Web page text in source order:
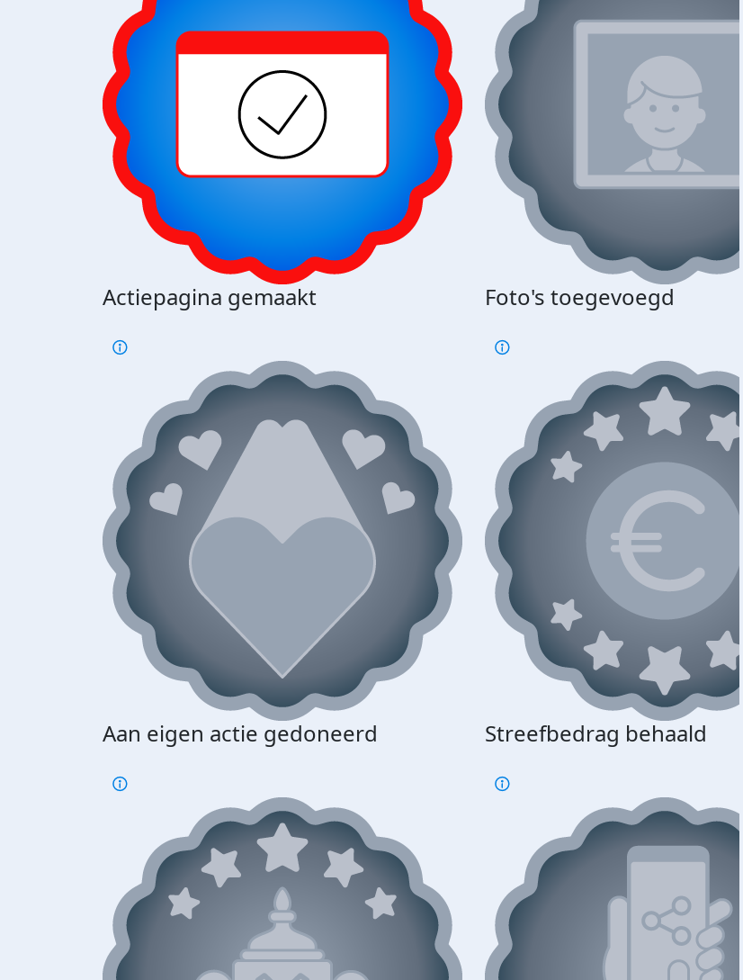
Actiepagina gemaakt Foto's toegevoegd
Aan eigen actie gedoneerd Streefbedrag behaald